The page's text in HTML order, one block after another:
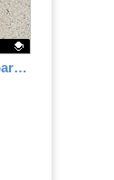
Circuito- Robot Maqueen para Microbit